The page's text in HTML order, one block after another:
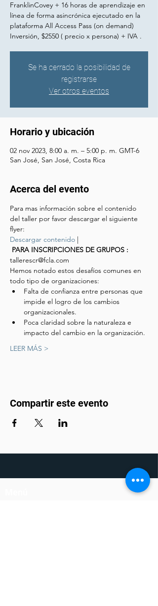
FranklinCovey + 16 horas de aprendizaje en
línea de forma asincrónica ejecutado en la
plataforma All Access Pass (on demand)
Inversión, $2550 ( precio x persona) + IVA .
Se ha cerrado la posibilidad de
registrarse
Ver otros eventos
Horario y ubicación
02 nov 2023, 8:00 a. m. – 5:00 p. m. GMT-6
San José, San José, Costa Rica
Acerca del evento
Para mas información sobre el contenido
del taller por favor descargar el siguiente
flyer:
Descargar contenido |
PARA INSCRIPCIONES DE GRUPOS :
tallerescr@fcla.com
Hemos notado estos desafíos comunes en
todo tipo de organizaciones:
Falta de confianza entre personas que
impide el logro de los cambios
organizacionales.
Poca claridad sobre la naturaleza e
impacto del cambio en la organización.
LEER MÁS >
Compartir este evento